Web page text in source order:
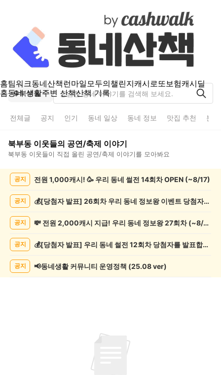
홈팀워크동네산책런마일모두의챌린지캐시로또보험캐시딜
홈동네 생활주변 산책산책 기록
북부동
전체글 공지 인기 동네 일상 동네 정보 맛집 추천 분
북부동 이웃들의 공연/축제 이야기
북부동 이웃들이 직접 올린 공연/축제 이야기를 모아봐요
록
공지 전원 1,000캐시! 🥳 우리 동네 썰전 14회차 OPEN (~8/17)
공지 💰[당첨자 발표] 26회차 우리 동네 정보왕 이벤트 당첨자를 발표합니다!
공지 💸 전원 2,000캐시 지급! 우리 동네 정보왕 27회차 (~8/10)
공지 💰[당첨자 발표] 우리 동네 썰전 12회차 당첨자를 발표합니다!
공지 📢동네생활 커뮤니티 운영정책 (25.08 ver)